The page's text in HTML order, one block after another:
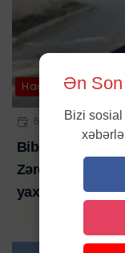
Hadisə
6 AVQ 2026 |
Bibim həkim
Zərdabda baş
yaxını şikayət
Ən Son
Bizi